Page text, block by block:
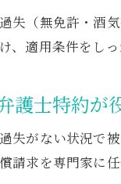
失（無免許・酒
、適用条件をし
護士特約が
失がない状況で
請求を専門家に